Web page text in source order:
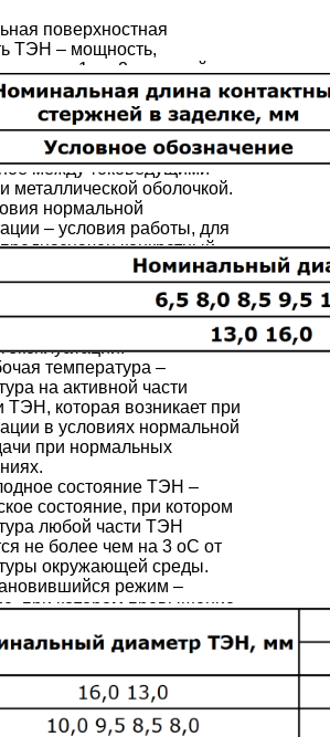
поверхностная
ТЭН – мощность,
на 1 см 2 активной
изоляции ТЭН–
сопротивление
материала,
между токоведущими
металлической оболочкой.
нормальной
– условия работы, для
конкретный
нормальной
– условия теплоотдачи,
работает в нормальных
эксплуатации.
температура –
на активной части
ТЭН, которая возникает при
в условиях нормальной
при нормальных
состояние ТЭН –
состояние, при котором
любой части ТЭН
не более чем на 3 оС от
окружающей среды.
режим –
при котором превышение
30 минут изменяется не
от того, что больше.
(рабочее) состояние
ТЭН при